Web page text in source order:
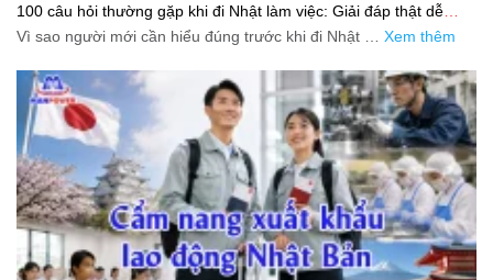
100 câu hỏi thường gặp khi đi Nhật làm việc: Giải đáp thật dễ
hiểu cho người mới bắt đầu
Vì sao người mới cần hiểu đúng trước khi đi Nhật … Xem thêm